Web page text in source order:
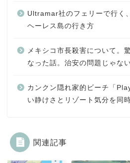
Ultramar社のフェリーで行く
ヘーレス島の行き方
メキシコ市長殺害について。
なった話。治安の問題じゃない
カンクン隠れ家的ビーチ「
い静けさとリゾート気分を同
関連記事